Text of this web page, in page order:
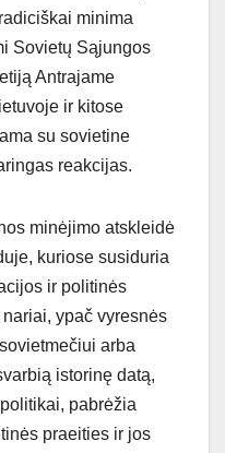
minima
Sovietų Sąjungos
Antrajame
ir kitose
su sovietine
reakcijas.
minėjimo atskleidė
kuriose susiduria
ir politinės
ypač vyresnės
arba
istorinę datą,
pabrėžia
praeities ir jos